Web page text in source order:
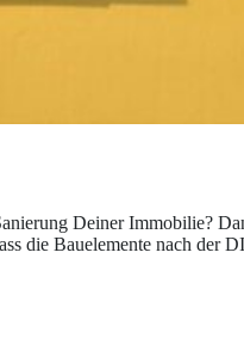
Deiner Immobilie?
die Bauelemente nach